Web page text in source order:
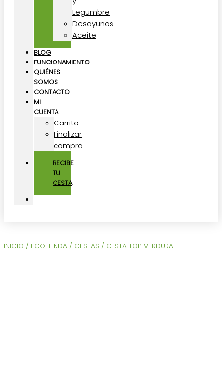
Legumbre
Desayunos
Aceite
BLOG
FUNCIONAMIENTO
QUIÉNES
SOMOS
CONTACTO
MI
CUENTA
Carrito
Finalizar
compra
RECIBE
TU
CESTA
INICIO / ECOTIENDA / CESTAS / CESTA TOP VERDURA